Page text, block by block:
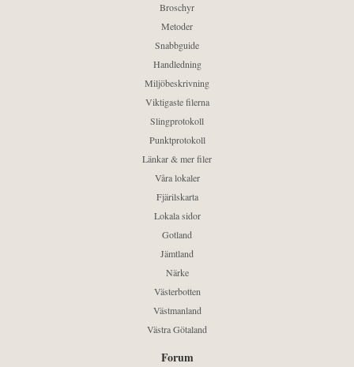
Broschyr
Metoder
Snabbguide
Handledning
Miljöbeskrivning
Viktigaste filerna
Slingprotokoll
Punktprotokoll
Länkar & mer filer
Våra lokaler
Fjärilskarta
Lokala sidor
Gotland
Jämtland
Närke
Västerbotten
Västmanland
Västra Götaland
Forum